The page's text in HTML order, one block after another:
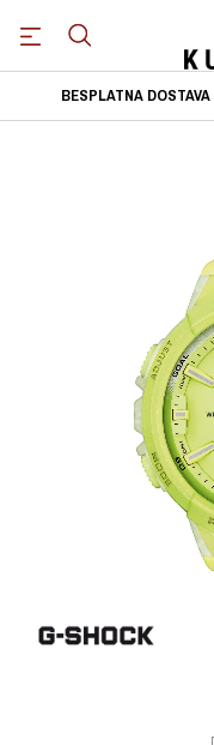
BESPLATNA DOSTAVA